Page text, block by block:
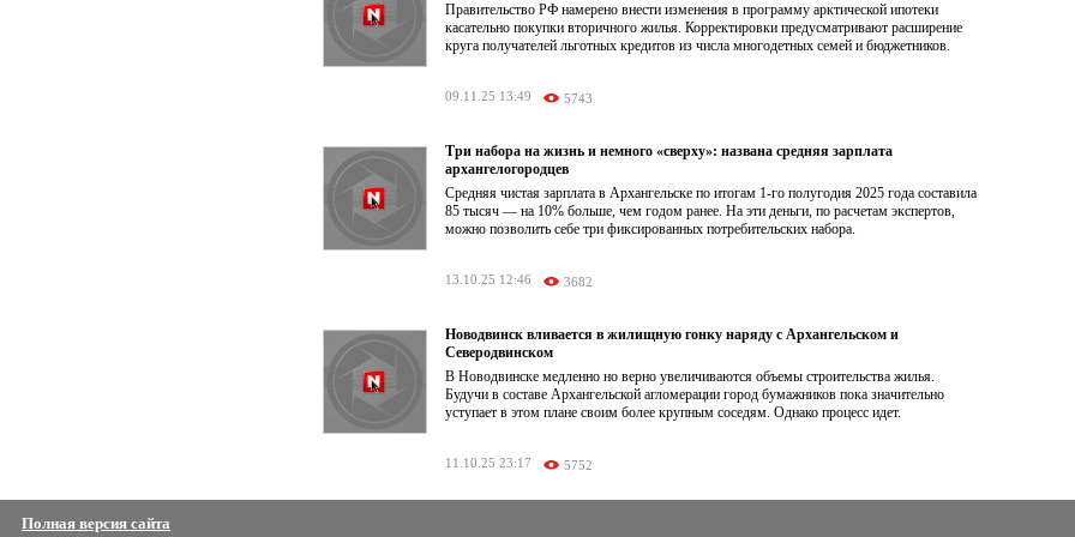
Правительство РФ намерено внести изменения в программу арктической ипотеки
касательно покупки вторичного жилья. Корректировки предусматривают расширение
круга получателей льготных кредитов из числа многодетных семей и бюджетников.
09.11.25 13:49 5743
Три набора на жизнь и немного «сверху»: названа средняя зарплата
архангелогородцев
Средняя чистая зарплата в Архангельске по итогам 1-го полугодия 2025 года составила
85 тысяч — на 10% больше, чем годом ранее. На эти деньги, по расчетам экспертов,
можно позволить себе три фиксированных потребительских набора.
13.10.25 12:46 3682
Новодвинск вливается в жилищную гонку наряду с Архангельском и
Северодвинском
В Новодвинске медленно но верно увеличиваются объемы строительства жилья.
Будучи в составе Архангельской агломерации город бумажников пока значительно
уступает в этом плане своим более крупным соседям. Однако процесс идет.
11.10.25 23:17 5752
Полная версия сайта